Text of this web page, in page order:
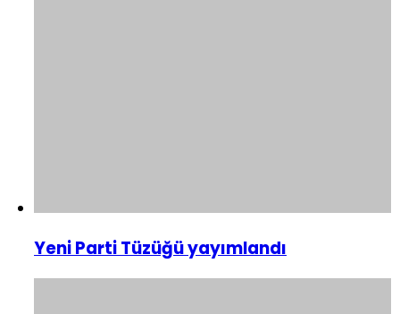
Yeni Parti Tüzüğü yayımlandı